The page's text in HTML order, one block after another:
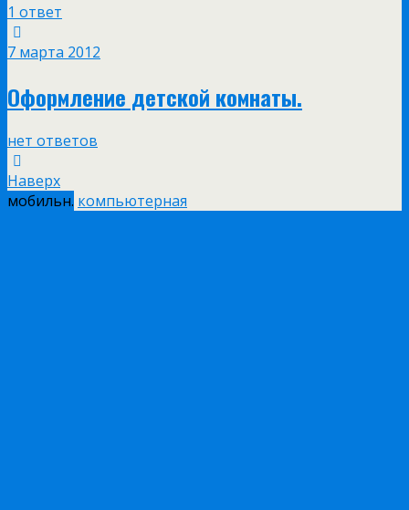
1 ответ
7 марта 2012
Оформление детской комнаты.
нет ответов
Наверх
мобильн. компьютерная